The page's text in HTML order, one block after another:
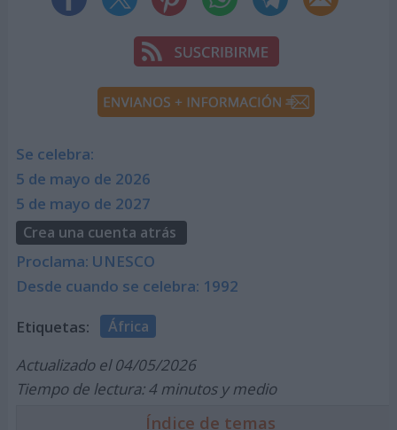
Se celebra:
5 de mayo de 2026
5 de mayo de 2027
Crea una cuenta atrás
Proclama: UNESCO
Desde cuando se celebra: 1992
Etiquetas: África
Actualizado el 04/05/2026
Tiempo de lectura: 4 minutos y medio
Índice de temas